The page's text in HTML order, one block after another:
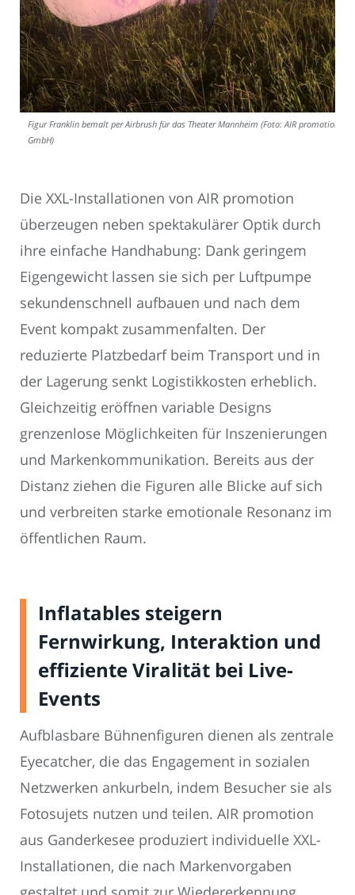
Figur Franklin bemalt per Airbrush für das Theater Mannheim (Foto: AIR promotion
GmbH)
Die XXL-Installationen von AIR promotion
überzeugen neben spektakulärer Optik durch
ihre einfache Handhabung: Dank geringem
Eigengewicht lassen sie sich per Luftpumpe
sekundenschnell aufbauen und nach dem
Event kompakt zusammenfalten. Der
reduzierte Platzbedarf beim Transport und in
der Lagerung senkt Logistikkosten erheblich.
Gleichzeitig eröffnen variable Designs
grenzenlose Möglichkeiten für Inszenierungen
und Markenkommunikation. Bereits aus der
Distanz ziehen die Figuren alle Blicke auf sich
und verbreiten starke emotionale Resonanz im
öffentlichen Raum.
Inflatables steigern
Fernwirkung, Interaktion und
effiziente Viralität bei Live-
Events
Aufblasbare Bühnenfiguren dienen als zentrale
Eyecatcher, die das Engagement in sozialen
Netzwerken ankurbeln, indem Besucher sie als
Fotosujets nutzen und teilen. AIR promotion
aus Ganderkesee produziert individuelle XXL-
Installationen, die nach Markenvorgaben